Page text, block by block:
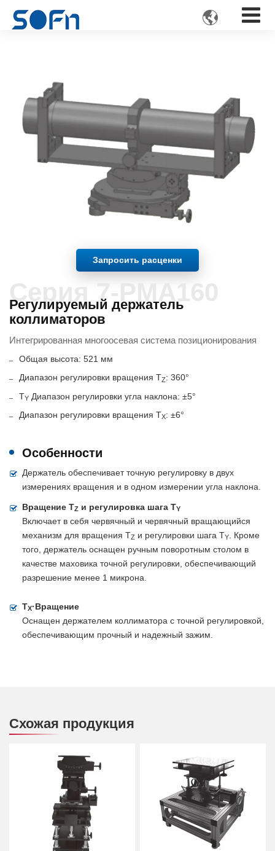

Запросить расценки
Серия 7-PMA160
Регулируемый держатель
коллиматоров
Интегрированная многоосевая система позиционирования
Общая высота: 521 мм
Диапазон регулировки вращения TZ: 360°
TYДиапазон регулировки угла наклона: ±5°
Диапазон регулировки вращения TX: ±6°
Особенности
Держатель обеспечивает точную регулировку в двух
измерениях вращения и в одном измерении угла наклона.
Вращение TZ и регулировка шага TY
Включает в себя червячный и червячный вращающийся
механизм для вращения TZ и регулировки шага TY
. Кроме
того, держатель оснащен ручным поворотным столом в
качестве маховика точной регулировки, обеспечивающий
разрешение менее 1 микрона.
TX·Вращение
Оснащен держателем коллиматора с точной регулировкой,
обеспечивающим прочный и надежный зажим.
Схожая продукция